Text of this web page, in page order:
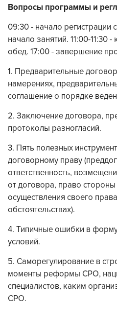
Вопросы программы и
09:30 - начало регистрации
начало занятий. 11:00-11:30
обед. 17:00 - завершение
1. Предварительные
намерениях,
соглашение о порядке
2. Заключение договора,
протоколы разногласий.
3. Пять полезных
договорному праву
ответственность,
от договора, право стороны
осуществления своего
обстоятельствах).
4. Типичные ошибки в
условий.
5. Саморегулирование в
моменты реформы СРО,
специалистов, каким
СРО.